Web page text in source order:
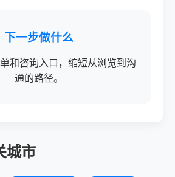
下一步做什么
和咨询入口，缩短从浏览到沟
通的路径。
城市